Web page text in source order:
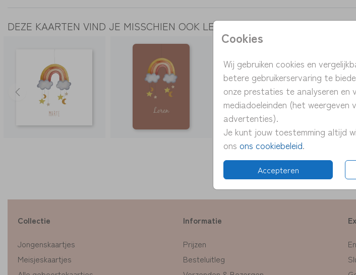
Cookies
Wij gebruiken cookies en
betere gebruikerservaring te
onze prestaties te analyseren en
mediadoeleinden (het weergeven
advertenties).
Je kunt jouw toestemming altijd
ons ons cookiebeleid.
Accepteren
DEZE KAARTEN VIND JE MISSCHIEN OOK LEUK
Collectie
Jongenskaartjes
Meisjeskaartjes
Informatie
Prijzen
Besteluitleg